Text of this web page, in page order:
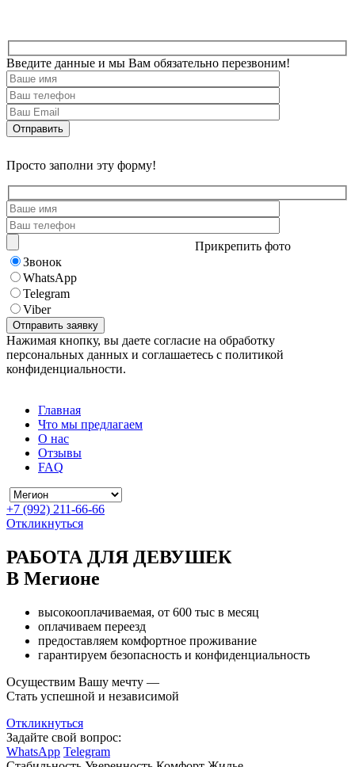
Введите данные и мы Вам обязательно перезвоним!
Просто заполни эту форму!
Прикрепить фото
Звонок
WhatsApp
Telegram
Viber
Нажимая кнопку, вы даете согласие на обработку
персональных данных и соглашаетесь с политикой
конфиденциальности.
Главная
Что мы предлагаем
О нас
Отзывы
FAQ
+7 (992) 211-66-66
Откликнуться
РАБОТА ДЛЯ ДЕВУШЕК
В Мегионе
высокооплачиваемая, от 600 тыс в месяц
оплачиваем переезд
предоставляем комфортное проживание
гарантируем безопасность и конфиденциальность
Осуществим Вашу мечту —
Стать успешной и независимой
Откликнуться
Задайте свой вопрос:
WhatsApp Telegram